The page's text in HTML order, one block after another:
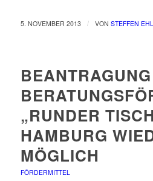
5. NOVEMBER 2013 / VON STEFFEN
„RUNDER
HAMBURG
MÖGLICH
FÖRDERMITTEL